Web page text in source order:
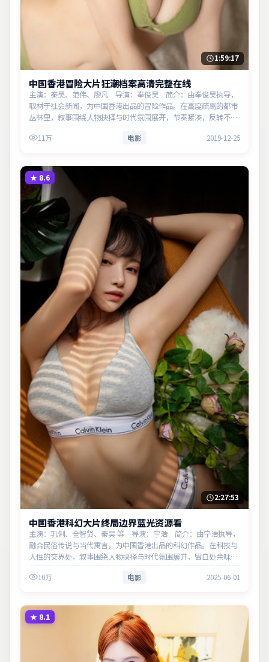
1:59:17
中国香港冒险大片狂潮档案高清完整在线
主演：秦昊、范伟、廖凡 导演：奉俊昊 简介：由奉俊昊执导，
取材于社会新闻，为中国香港出品的冒险作品。在高度疏离的都市
丛林里，叙事围绕人物抉择与时代氛围展开，节奏紧凑，反转不
11万 电影 2019-12-25
★ 8.6
2:27:53
中国香港科幻大片终局边界蓝光资源看
主演：巩俐、全智贤、秦昊 等 导演：宁浩 简介：由宁浩执导，
融合民俗传说与当代寓言，为中国香港出品的科幻作品。在科技与
人性的交界处，叙事围绕人物抉择与时代氛围展开，留白处余味悠
意义。
10万 电影 2025-06-01
★ 8.1